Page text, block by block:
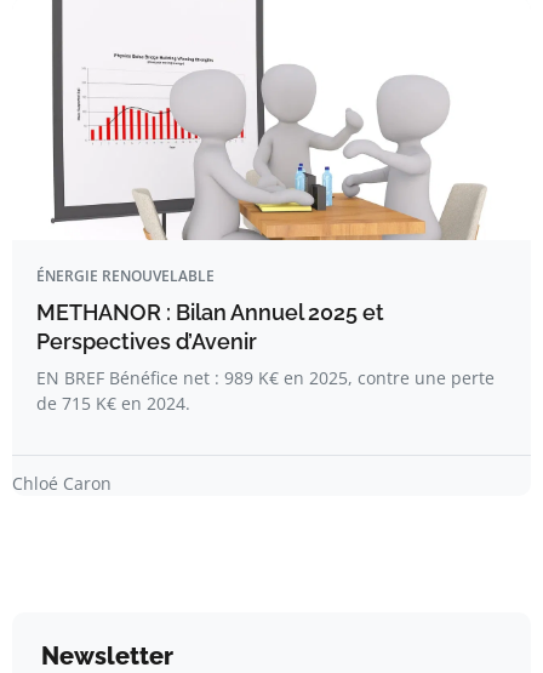
ÉNERGIE RENOUVELABLE
METHANOR : Bilan Annuel 2025 et
Perspectives d’Avenir
EN BREF Bénéfice net : 989 K€ en 2025, contre une perte
de 715 K€ en 2024.
Chloé Caron
Newsletter